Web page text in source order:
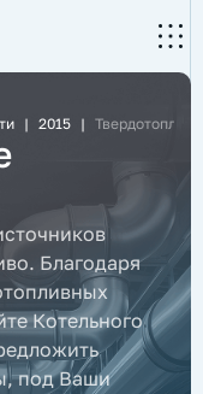
| 2015 |
Благодаря
Котельного
под Ваши